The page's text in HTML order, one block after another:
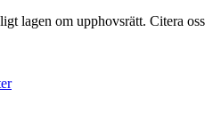
lagen om upphovsrätt. Citera oss